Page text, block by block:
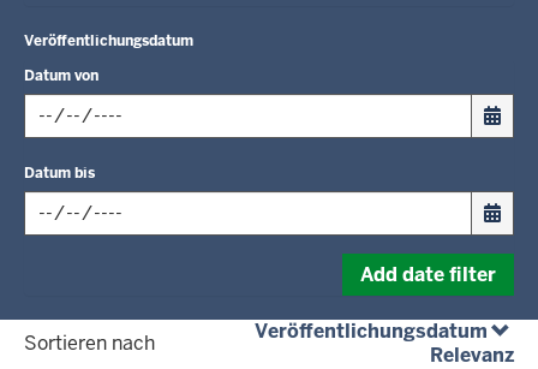
Veröffentlichungsdatum
Datum von
date
format:
Datum bis
format:
Add date filter
Sortieren nach Veröffentlichungsdatum
Relevanz